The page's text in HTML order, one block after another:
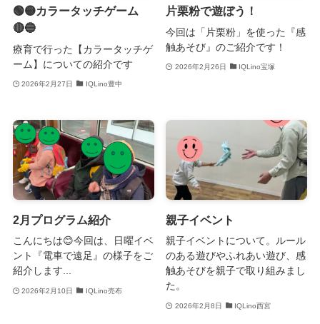
🟢🟡カラータッチゲーム
🔴🔵
療育で行った【カラータッチゲ
ーム】についての紹介です
2026年2月27日 IQLino豊中
片栗粉で遊ぼう！
今回は「片栗粉」を使った『感
触あそび』のご紹介です！
2026年2月26日 IQLino宝塚
2月プログラム紹介
こんにちは😊今回は、日曜イベ
ント『電車で遠足』の様子をご
紹介します...
2026年2月10日 IQLino売布
親子イベント
親子イベントについて。ルール
のある遊びやふれあい遊び、感
触あそびを親子で取り組みまし
た。
2026年2月8日 IQLino西宮